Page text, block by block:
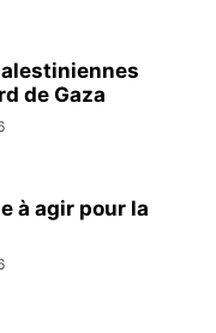
de Gaza
à agir pour la